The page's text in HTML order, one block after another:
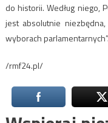
do historii. Według niego,
jest absolutnie
wyborach parlamentarnych”.
/rmf24.pl/